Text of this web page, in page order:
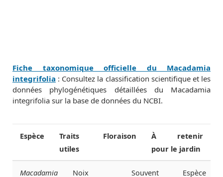
Fiche taxonomique officielle du Macadamia
integrifolia : Consultez la classification scientifique et les
données phylogénétiques détaillées du Macadamia
integrifolia sur la base de données du NCBI.
Espèce
Traits
utiles
Floraison
À retenir
pour le jardin
Macadamia Noix Souvent Espèce